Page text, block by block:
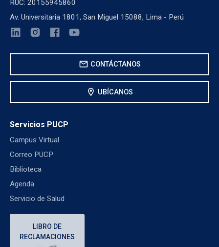
RUC: 20155945860
Av. Universitaria 1801, San Miguel 15088, Lima - Perú
mail CONTÁCTANOS
location_on UBÍCANOS
Servicios PUCP
Campus Virtual
Correo PUCP
Biblioteca
Agenda
Servicio de Salud
LIBRO DE
RECLAMACIONES